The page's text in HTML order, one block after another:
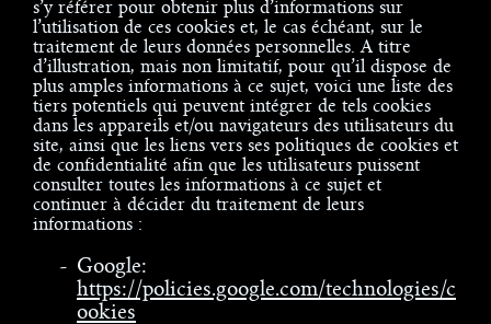
s’y référer pour obtenir plus d’informations sur
l’utilisation de ces cookies et, le cas échéant, sur le
traitement de leurs données personnelles. A titre
d’illustration, mais non limitatif, pour qu’il dispose de
plus amples informations à ce sujet, voici une liste des
tiers potentiels qui peuvent intégrer de tels cookies
dans les appareils et/ou navigateurs des utilisateurs du
site, ainsi que les liens vers ses politiques de cookies et
de confidentialité afin que les utilisateurs puissent
consulter toutes les informations à ce sujet et
continuer à décider du traitement de leurs
informations :
Google:
https://policies.google.com/technologies/c
ookies